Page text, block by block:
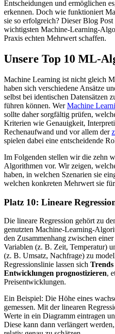
Entscheidungen und ermöglichen
erkennen. Doch wie funktioniert
sie so erfolgreich? Dieser Blog
wichtigsten Machine-Learning-
Praxis echten Mehrwert schaffen.
Unsere Top 10 ML-
Machine Learning ist nicht gleich
haben sich verschiedene Ansätze
selbst bei identischen Datensätzen
führen können. WerMachine
sollte daher sorgfältig prüfen,
Kriterien wie Genauigkeit,
Rechenaufwand und vor allem der
spielen dabei eine entscheidende
Im Folgenden stellen wir die zehn
Algorithmen vor. Wir zeigen,
haben, in welchen Szenarien sie
welchen konkreten Mehrwert sie
Platz 10: Lineare
Die lineare Regression gehört zu
genutzten Machine-Learning-
den Zusammenhang zwischen
Variablen (z. B. Zeit, Temperatur)
(z. B. Umsatz, Nachfrage) zu
Regressionslinie lassen sich
Entwicklungen prognostizieren,
Preisentwicklungen.
Ein Beispiel: Die Höhe eines
gemessen. Mit der linearen
Werte in ein Diagramm eintragen
Diese kann dann verlängert